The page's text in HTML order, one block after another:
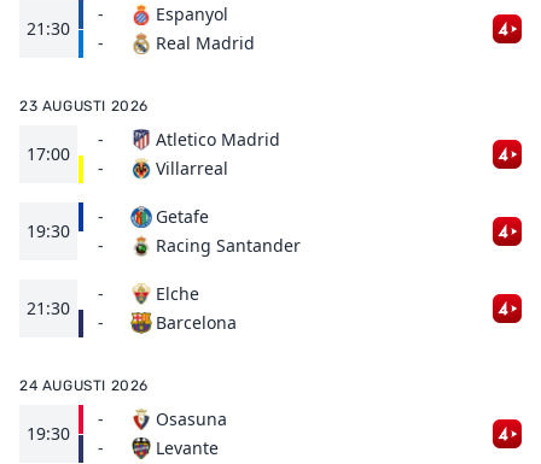
21:30
-
-
Espanyol
Real Madrid
23 AUGUSTI 2026
17:00
-
-
Atletico Madrid
Villarreal
19:30
-
-
Getafe
Racing Santander
21:30
-
-
Elche
Barcelona
24 AUGUSTI 2026
19:30
-
-
Osasuna
Levante